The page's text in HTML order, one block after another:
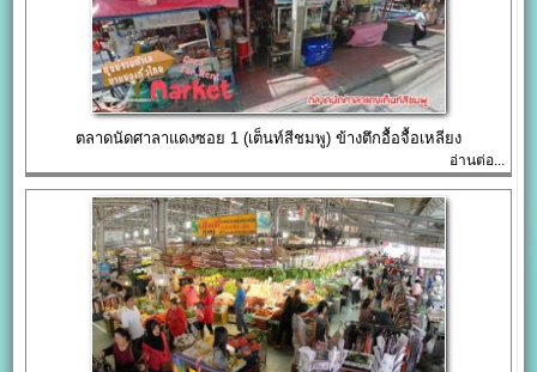
ตลาดนัดศาลาแดงซอย 1 (เต็นท์สีชมพู) ข้างตึกอื้อจื้อเหลียง
อ่านต่อ...